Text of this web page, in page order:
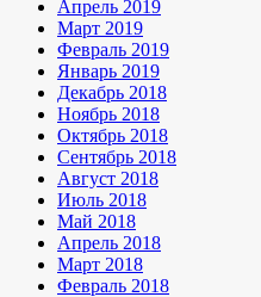
Апрель 2019
Март 2019
Февраль 2019
Январь 2019
Декабрь 2018
Ноябрь 2018
Октябрь 2018
Сентябрь 2018
Август 2018
Июль 2018
Май 2018
Апрель 2018
Март 2018
Февраль 2018